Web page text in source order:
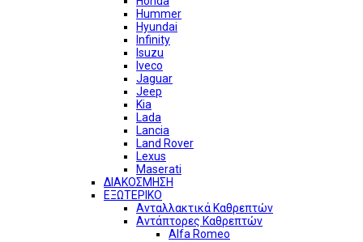
Hummer
Hyundai
Infinity
Isuzu
Iveco
Jaguar
Jeep
Kia
Lada
Lancia
Land Rover
Lexus
Maserati
ΔΙΑΚΟΣΜΗΣΗ
ΕΞΩΤΕΡΙΚΟ
Ανταλλακτικά Καθρεπτών
Αντάπτορες Καθρεπτών
Alfa Romeo